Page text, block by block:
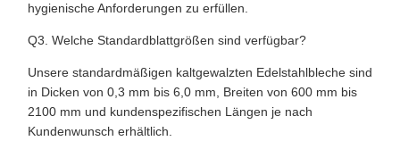
hygienische Anforderungen zu erfüllen.
Q3. Welche Standardblattgrößen sind verfügbar?
Unsere standardmäßigen kaltgewalzten Edelstahlbleche sind
in Dicken von 0,3 mm bis 6,0 mm, Breiten von 600 mm bis
2100 mm und kundenspezifischen Längen je nach
Kundenwunsch erhältlich.